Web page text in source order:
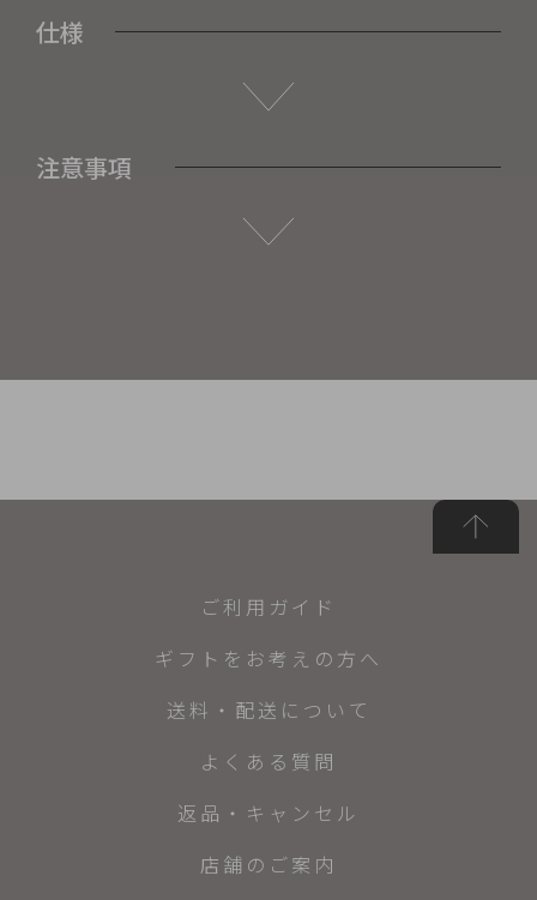
仕様
注意事項
ご利用ガイド
ギフトをお考えの方へ
送料・配送について
よくある質問
返品・キャンセル
店舗のご案内